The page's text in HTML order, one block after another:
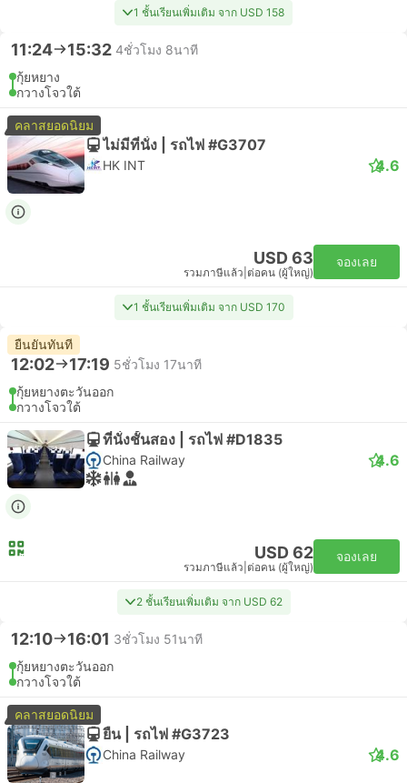
1 ชั้นเรียนเพิ่มเติม จาก USD 158
11:24 15:32 4ชั่วโมง 8นาที
กุ้ยหยาง
กวางโจวใต้
คลาสยอดนิยม
ไม่มีที่นั่ง | รถไฟ #G3707
HK INT 4.6
USD 63
รวมภาษีแล้ว ต่อคน (ผู้ใหญ่)
จองเลย
1 ชั้นเรียนเพิ่มเติม จาก USD 170
ยืนยันทันที
12:02 17:19 5ชั่วโมง 17นาที
กุ้ยหยางตะวันออก
กวางโจวใต้
ที่นั่งชั้นสอง | รถไฟ #D1835
China Railway 4.6
USD 62
รวมภาษีแล้ว ต่อคน (ผู้ใหญ่)
จองเลย
2 ชั้นเรียนเพิ่มเติม จาก USD 62
12:10 16:01 3ชั่วโมง 51นาที
กุ้ยหยางตะวันออก
กวางโจวใต้
คลาสยอดนิยม
ยืน | รถไฟ #G3723
China Railway 4.6